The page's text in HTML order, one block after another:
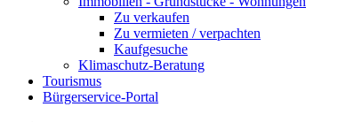
Zu verkaufen
Zu vermieten / verpachten
Kaufgesuche
Klimaschutz-Beratung
Tourismus
Bürgerservice-Portal